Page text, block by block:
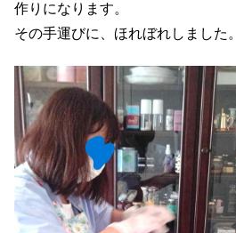
作りになります。
その手運びに、ほれぼれしました。